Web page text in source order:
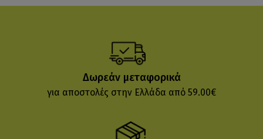
Δωρεάν μεταφορικά
για αποστολές στην Ελλάδα από 59.00€